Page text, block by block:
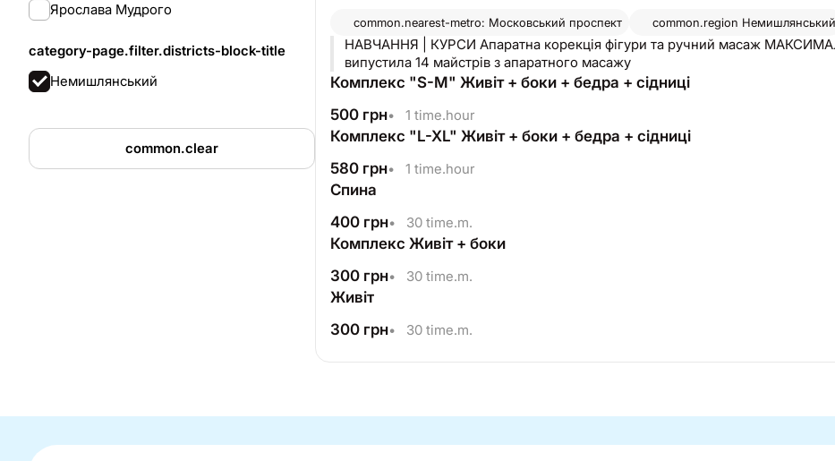
Ярослава Мудрого
category-page.filter.districts-block-title
Немишлянський
common.clear
common.nearest-metro: Московський проспект common.region Немишлянський
НАВЧАННЯ | КУРСИ Апаратна корекція фігури та ручний масаж
випустила 14 майстрів з апаратного масажу
Комплекс "S-M" Живіт + боки + бедра + сідниці
500 грн• 1 time.hour
Комплекс "L-XL" Живіт + боки + бедра + сідниці
580 грн• 1 time.hour
Спина
400 грн• 30 time.m.
Комплекс Живіт + боки
300 грн• 30 time.m.
Живіт
300 грн• 30 time.m.